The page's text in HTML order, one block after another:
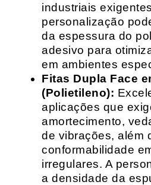
industriais
personalização
da espessura do
adesivo para
em ambientes
Fitas Dupla Face
(Polietileno):
aplicações que
amortecimento,
de vibrações, além
conformabilidade
irregulares. A
a densidade da